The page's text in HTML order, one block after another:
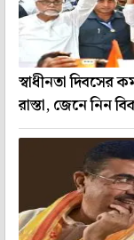
স্বাধীনতা দিবসের
রাস্তা, জেনে নিন